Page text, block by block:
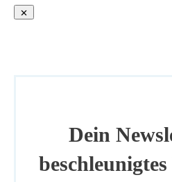
Dein